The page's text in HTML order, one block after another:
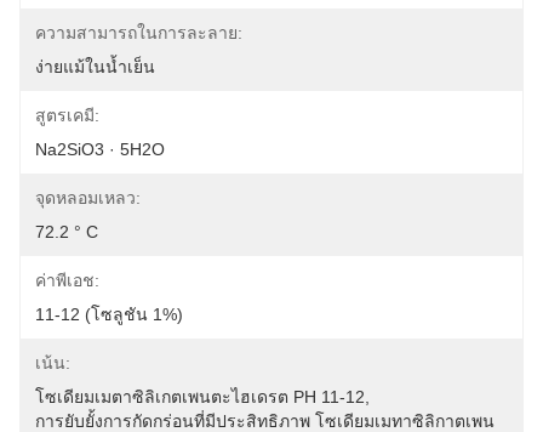
ความสามารถในการละลาย:
ง่ายแม้ในน้ำเย็น
สูตรเคมี:
Na2SiO3 · 5H2O
จุดหลอมเหลว:
72.2 ° C
ค่าพีเอช:
11-12 (โซลูชัน 1%)
เน้น:
โซเดียมเมตาซิลิเกตเพนตะไฮเดรต PH 11-12
การยับยั้งการกัดกร่อนที่มีประสิทธิภาพ โซเดียมเมทาซิลิกาตเพน